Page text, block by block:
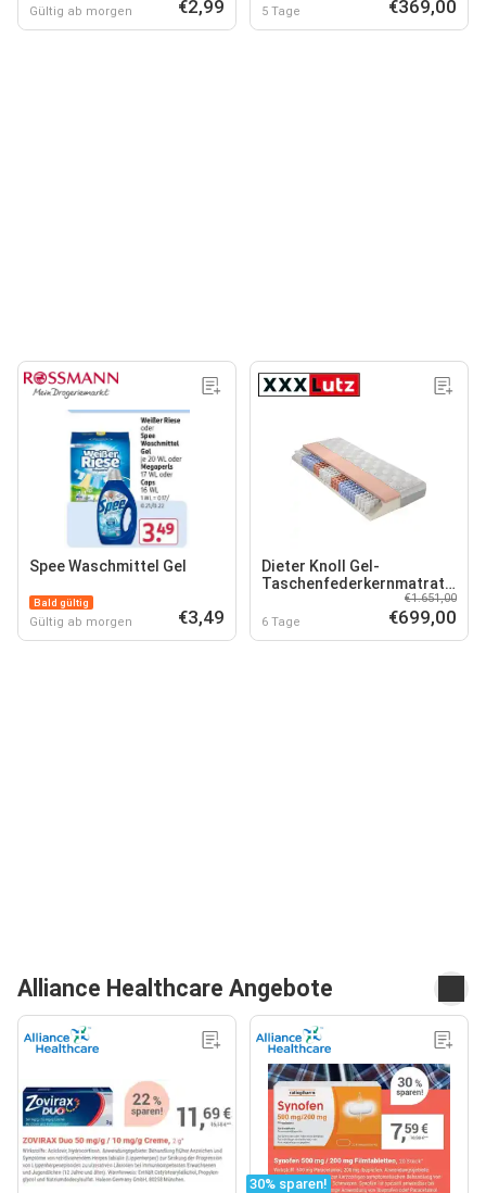
Gültig ab morgen €2,99 5 Tage €369,00
Spee Waschmittel Gel
Bald gültig
Gültig ab morgen €3,49
Dieter Knoll Gel-
Taschenfederkernmatratze
6 Tage
€1.651,00
€699,00
Alliance Healthcare Angebote
30% sparen!